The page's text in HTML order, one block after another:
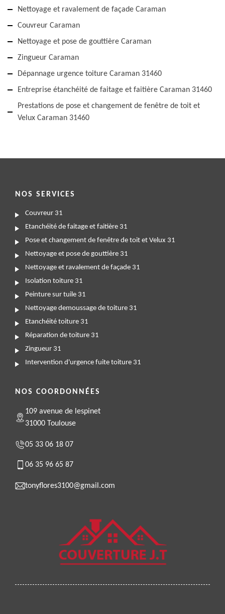
Nettoyage et ravalement de façade Caraman
Couvreur Caraman
Nettoyage et pose de gouttière Caraman
Zingueur Caraman
Dépannage urgence toiture Caraman 31460
Entreprise étanchéité de faitage et faitière Caraman 31460
Prestations de pose et changement de fenêtre de toit et
Velux Caraman 31460
NOS SERVICES
Couvreur 31
Etanchéité de faitage et faitière 31
Pose et changement de fenêtre de toit et Velux 31
Nettoyage et pose de gouttière 31
Nettoyage et ravalement de façade 31
Isolation toiture 31
Peinture sur tuile 31
Nettoyage demoussage de toiture 31
Etanchéité toiture 31
Réparation de toiture 31
Zingueur 31
Intervention d'urgence fuite toiture 31
NOS COORDONNÉES
109 avenue de lespinet
31000 Toulouse
05 33 06 18 07
06 35 96 65 87
tonyflores3100@gmail.com